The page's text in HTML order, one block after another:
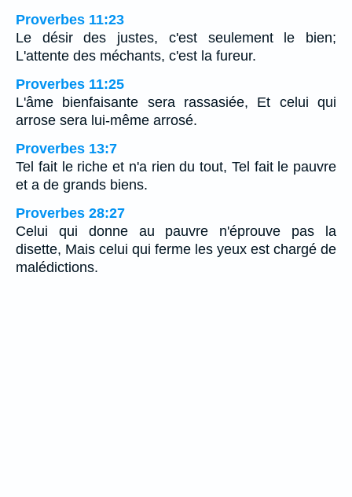
Proverbes 11:23
Le désir des justes, c'est seulement le bien;
L'attente des méchants, c'est la fureur.
Proverbes 11:25
L'âme bienfaisante sera rassasiée, Et celui qui
arrose sera lui-même arrosé.
Proverbes 13:7
Tel fait le riche et n'a rien du tout, Tel fait le pauvre
et a de grands biens.
Proverbes 28:27
Celui qui donne au pauvre n'éprouve pas la
disette, Mais celui qui ferme les yeux est chargé de
malédictions.